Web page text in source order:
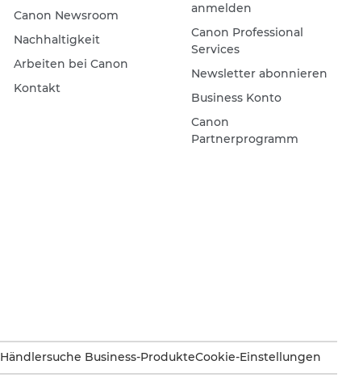
Canon Newsroom
Nachhaltigkeit
Arbeiten bei Canon
Kontakt
anmelden
Canon Professional
Services
Newsletter abonnieren
Business Konto
Canon
Partnerprogramm
Händlersuche Business-ProdukteCookie-Einstellungen